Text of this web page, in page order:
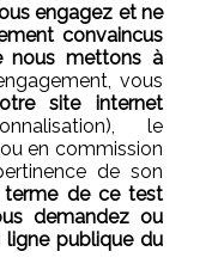
engagez et ne
convaincus
nous mettons à
vous
site internet
le
en commission
de son
terme de ce test
demandez ou
publique du